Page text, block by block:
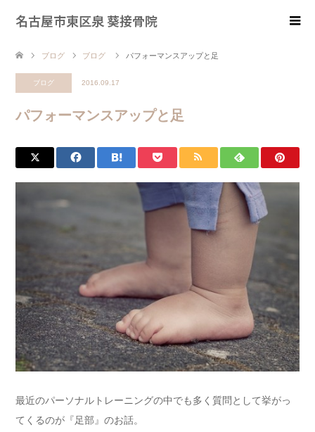
名古屋市東区泉 葵接骨院
ブログ ブログ パフォーマンスアップと足
ブログ 2016.09.17
パフォーマンスアップと足
最近のパーソナルトレーニングの中でも多く質問として挙がっ
てくるのが『足部』のお話。